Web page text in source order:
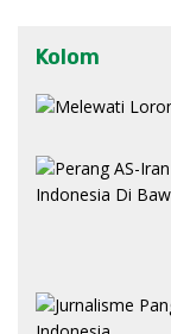
Kolom